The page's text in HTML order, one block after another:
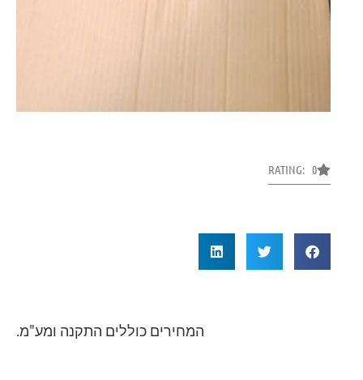
RATING: 0
המחירים כוללים התקנה ומע"מ.